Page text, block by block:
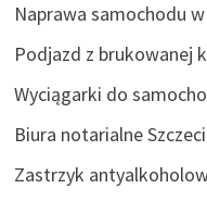
Naprawa samochodu
Podjazd z brukowanej
Wyciągarki do
Biura notarialne
Zastrzyk